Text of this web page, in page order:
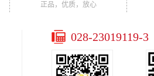
正品，优质，放心
028-23019119-3